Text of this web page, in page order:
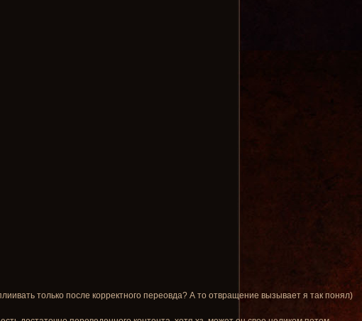
только после корректного переовда? А то отвращение вызывает я так понял)